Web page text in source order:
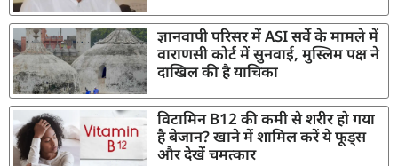
ज्ञानवापी परिसर में ASI सर्वे के मामले में
वाराणसी कोर्ट में सुनवाई, मुस्लिम पक्ष ने
दाखिल की है याचिका
विटामिन B12 की कमी से शरीर हो गया
है बेजान? खाने में शामिल करें ये फूड्स
और देखें चमत्कार